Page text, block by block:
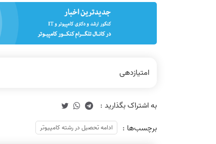
امتیازدهی
برچسب‌ها :
ادامه تحصیل در رشته کامپیوتر